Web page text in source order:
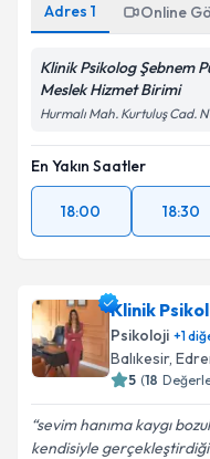
Adres 1 Online
Klinik Psikolog Şebnem
Meslek Hizmet Birimi
Hurmalı Mah. Kurtuluş Cad.
En Yakın Saatler
18:00 18:30
Klinik
Psikoloji +1
Balıkesir,
5 (18
sevim hanıma kaygı
kendisiyle